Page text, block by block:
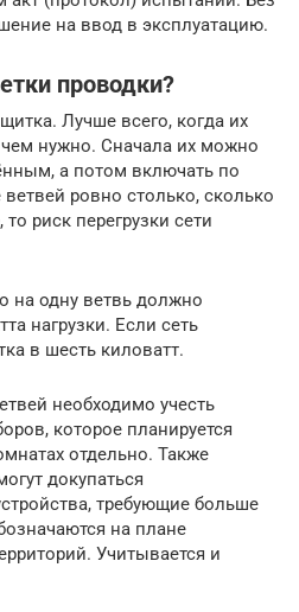
на ввод в эксплуатацию.
проводки?
Лучше всего, когда их
нужно. Сначала их можно
а потом включать по
ровно столько, сколько
риск перегрузки сети
на одну ветвь должно
нагрузки. Если сеть
в шесть киловатт.
необходимо учесть
которое планируется
отдельно. Также
докупаться
требующие больше
на плане
Учитывается и